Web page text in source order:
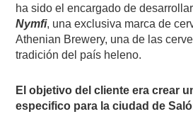
ha sido el encargado de
Nymfi, una exclusiva marca de
Athenian Brewery, una de las
tradición del país heleno.
El objetivo del cliente era crear
especifico para la ciudad de